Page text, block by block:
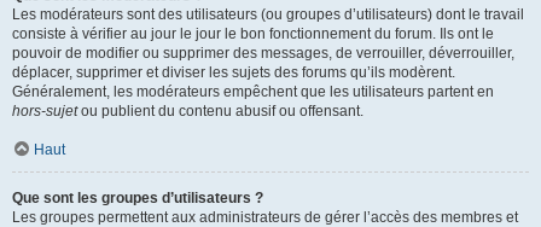
Les modérateurs sont des utilisateurs (ou groupes d’utilisateurs) dont le travail
consiste à vérifier au jour le jour le bon fonctionnement du forum. Ils ont le
pouvoir de modifier ou supprimer des messages, de verrouiller, déverrouiller,
déplacer, supprimer et diviser les sujets des forums qu’ils modèrent.
Généralement, les modérateurs empêchent que les utilisateurs partent en
hors-sujetou publient du contenu abusif ou offensant.
Haut
Que sont les groupes d’utilisateurs ?
Les groupes permettent aux administrateurs de gérer l’accès des membres et